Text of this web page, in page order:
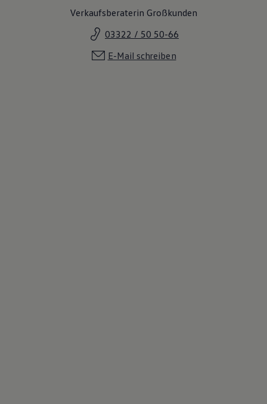
Verkaufsberaterin Großkunden
03322 / 50 50-66
E-Mail schreiben